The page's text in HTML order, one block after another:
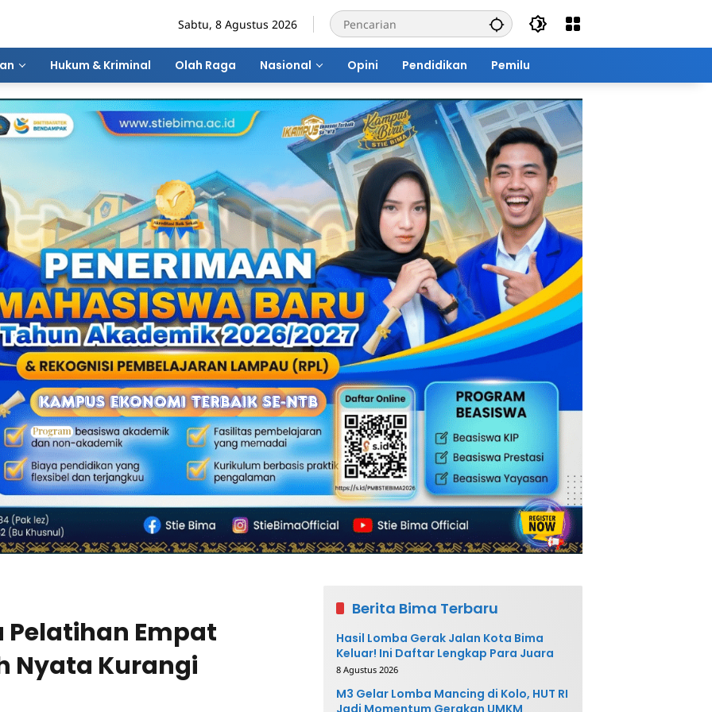
Sabtu, 8 Agustus 2026
Hukum & Kriminal Olah Raga Nasional Opini Pendidikan Pemilu
Pelatihan Empat
Nyata Kurangi
Berita Bima Terbaru
Hasil Lomba Gerak Jalan Kota Bima
Keluar! Ini Daftar Lengkap Para Juara
8 Agustus 2026
M3 Gelar Lomba Mancing di Kolo, HUT RI
Jadi Momentum Gerakan UMKM